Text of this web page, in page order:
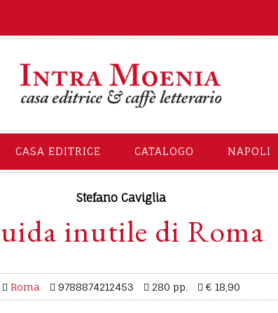
CASA EDITRICE CATALOGO NAPOLI
Stefano Caviglia
inutile di Roma
Roma 9788874212453 280 pp. € 18,90